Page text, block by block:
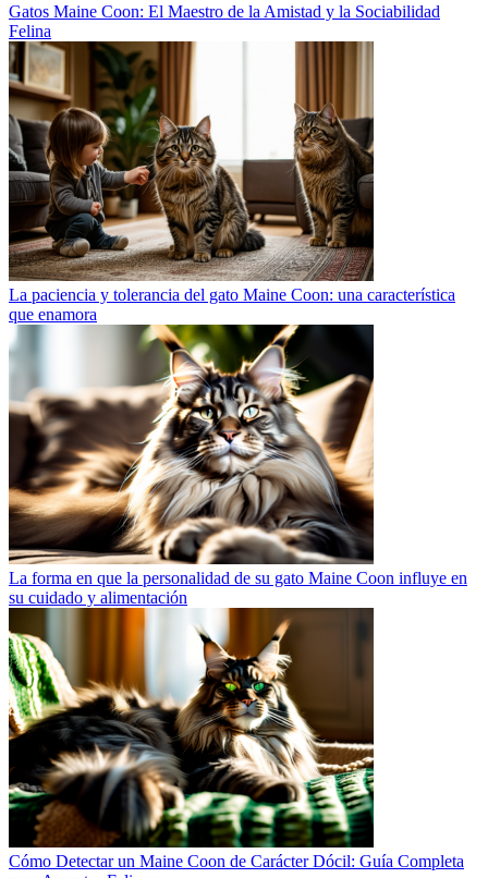
Gatos Maine Coon: El Maestro de la Amistad y la Sociabilidad
Felina
La paciencia y tolerancia del gato Maine Coon: una característica
que enamora
La forma en que la personalidad de su gato Maine Coon influye en
su cuidado y alimentación
Cómo Detectar un Maine Coon de Carácter Dócil: Guía Completa